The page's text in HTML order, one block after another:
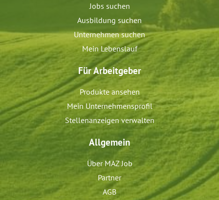
Jobs suchen
Ausbildung suchen
Unternehmen suchen
Mein Lebenslauf
Für Arbeitgeber
Produkte ansehen
Mein Unternehmensprofil
Stellenanzeigen verwalten
Allgemein
Über MAZ Job
Partner
AGB